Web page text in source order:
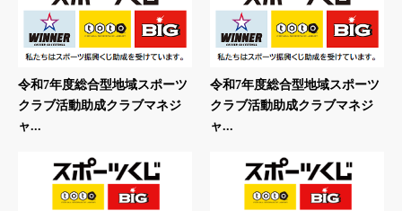
令和7年度総合型地域スポーツ
クラブ活動助成クラブマネジ
ャ...
令和7年度総合型地域スポーツ
クラブ活動助成クラブマネジ
ャ...